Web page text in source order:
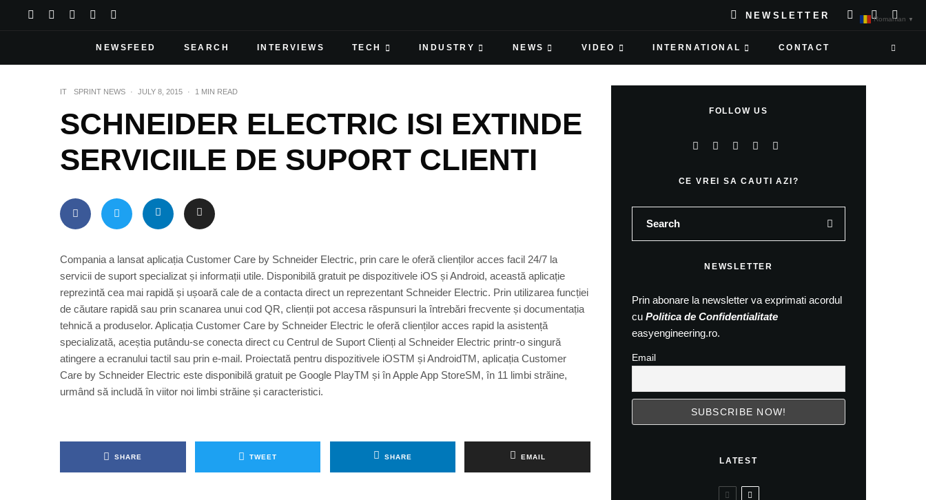
NEWSLETTER
NEWSFEED SEARCH INTERVIEWS TECH INDUSTRY NEWS VIDEO INTERNATIONAL CONTACT
IT SPRINT NEWS · JULY 8, 2015 · 1 MIN READ
SCHNEIDER ELECTRIC ISI EXTINDE
SERVICIILE DE SUPORT CLIENTI
Compania a lansat aplicația Customer Care by Schneider Electric, prin care le oferă clienților acces facil 24/7 la
servicii de suport specializat și informații utile. Disponibilă gratuit pe dispozitivele iOS și Android, această aplicație
reprezintă cea mai rapidă și ușoară cale de a contacta direct un reprezentant Schneider Electric. Prin utilizarea funcției
de căutare rapidă sau prin scanarea unui cod QR, clienții pot accesa răspunsuri la întrebări frecvente și documentația
tehnică a produselor. Aplicația Customer Care by Schneider Electric le oferă clienților acces rapid la asistență
specializată, aceștia putându-se conecta direct cu Centrul de Suport Clienți al Schneider Electric printr-o singură
atingere a ecranului tactil sau prin e-mail. Proiectată pentru dispozitivele iOSTM și AndroidTM, aplicația Customer
Care by Schneider Electric este disponibilă gratuit pe Google PlayTM și în Apple App StoreSM, în 11 limbi străine,
urmând să includă în viitor noi limbi străine și caracteristici.
SHARE TWEET SHARE EMAIL
FOLLOW US
CE VREI SA CAUTI AZI?
NEWSLETTER
Prin abonare la newsletter va exprimati acordul
cu Politica de Confidentialitate
easyengineering.ro.
Email
LATEST
Romanian ▼